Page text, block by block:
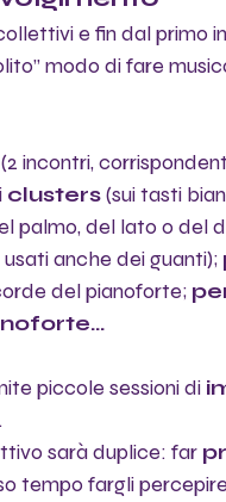
e fin dal primo
modo di fare
(2 incontri,
clusters (sui tasti
palmo, del lato o del
anche dei guanti);
del pianoforte;
piccole sessioni di
sarà duplice: far
tempo fargli